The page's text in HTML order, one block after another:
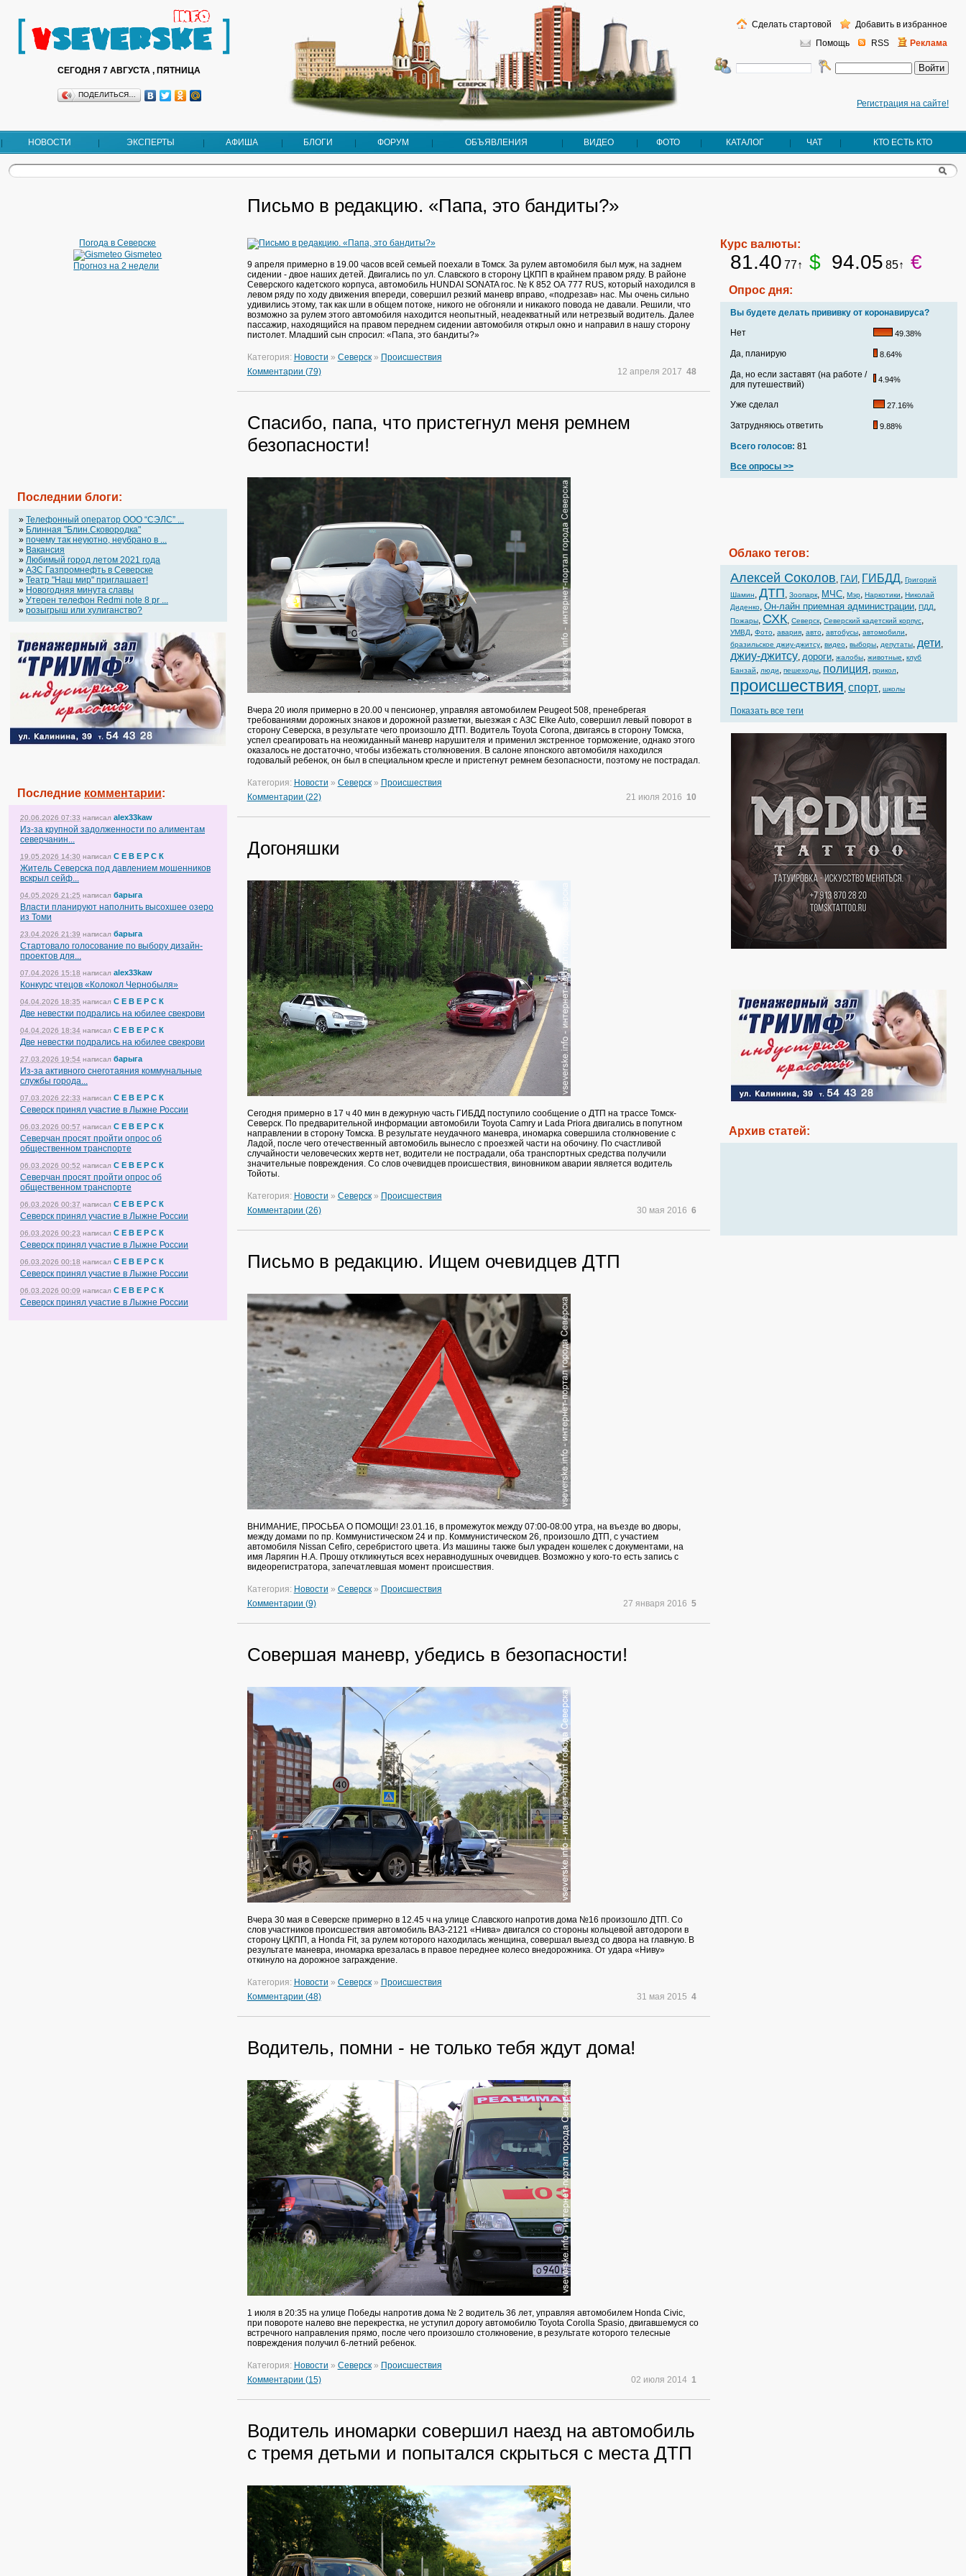
СЕГОДНЯ 7 АВГУСТА , ПЯТНИЦА
ПОДЕЛИТЬСЯ…
Регистрация на сайте!
Помощь RSS Реклама
Сделать стартовой Добавить в избранное
НОВОСТИ ЭКСПЕРТЫ АФИША БЛОГИ ФОРУМ ОБЪЯВЛЕНИЯ ВИДЕО ФОТО КАТАЛОГ ЧАТ КТО ЕСТЬ КТО
Погода в Северске
Gismeteo
Прогноз на 2 недели
Последнии блоги:
» Телефонный оператор OOO “СЭЛС” ...
» Блинная "Блин.Сковородка"
» почему так неуютно, неубрано в ...
» Вакансия
» Любимый город летом 2021 года
» АЗС Газпромнефть в Северске
» Театр "Наш мир" приглашает!
» Новогодняя минута славы
» Утерен телефон Redmi note 8 pr ...
» розыгрыш или хулиганство?
Последние комментарии:
20.06.2026 07:33 написал alex33kaw
Из-за крупной задолженности по алиментам
северчанин...
19.05.2026 14:30 написал С Е В Е Р С К
Житель Северска под давлением мошенников
вскрыл сейф...
04.05.2026 21:25 написал барыга
Власти планируют наполнить высохшее озеро
из Томи
23.04.2026 21:39 написал барыга
Стартовало голосование по выбору дизайн-
проектов для...
07.04.2026 15:18 написал alex33kaw
Конкурс чтецов «Колокол Чернобыля»
04.04.2026 18:35 написал С Е В Е Р С К
Две невестки подрались на юбилее свекрови
04.04.2026 18:34 написал С Е В Е Р С К
Две невестки подрались на юбилее свекрови
27.03.2026 19:54 написал барыга
Из-за активного снеготаяния коммунальные
службы города...
07.03.2026 22:33 написал С Е В Е Р С К
Северск принял участие в Лыжне России
06.03.2026 00:57 написал С Е В Е Р С К
Северчан просят пройти опрос об
общественном транспорте
06.03.2026 00:52 написал С Е В Е Р С К
Северчан просят пройти опрос об
общественном транспорте
06.03.2026 00:37 написал С Е В Е Р С К
Северск принял участие в Лыжне России
06.03.2026 00:23 написал С Е В Е Р С К
Северск принял участие в Лыжне России
06.03.2026 00:18 написал С Е В Е Р С К
Северск принял участие в Лыжне России
06.03.2026 00:09 написал С Е В Е Р С К
Северск принял участие в Лыжне России
Письмо в редакцию. «Папа, это бандиты?»
9 апреля примерно в 19.00 часов всей семьей поехали в Томск. За рулем автомобиля был муж, на заднем
сидении - двое наших детей. Двигались по ул. Славского в сторону ЦКПП в крайнем правом ряду. В районе
Северского кадетского корпуса, автомобиль HUNDAI SONATA гос. № К 852 ОА 777 RUS, который находился в
левом ряду по ходу движения впереди, совершил резкий маневр вправо, «подрезав» нас. Мы очень сильно
удивились этому, так как шли в общем потоке, никого не обгоняли и никакого повода не давали. Решили, что
возможно за рулем этого автомобиля находится неопытный, неадекватный или нетрезвый водитель. Далее
пассажир, находящийся на правом переднем сидении автомобиля открыл окно и направил в нашу сторону
пистолет. Младший сын спросил: «Папа, это бандиты?»
Категория: Новости » Северск» Происшествия
Комментарии (79)
12 апреля 2017 48
Спасибо, папа, что пристегнул меня ремнем
безопасности!
Вчера 20 июля примерно в 20.00 ч пенсионер, управляя автомобилем Peugeot 508, пренебрегая
требованиями дорожных знаков и дорожной разметки, выезжая с АЗС Elke Auto, совершил левый поворот в
сторону Северска, в результате чего произошло ДТП. Водитель Toyota Corona, двигаясь в сторону Томска,
успел среагировать на неожиданный маневр нарушителя и применил экстренное торможение, однако этого
оказалось не достаточно, чтобы избежать столкновения. В салоне японского автомобиля находился
годовалый ребенок, он был в специальном кресле и пристегнут ремнем безопасности, поэтому не пострадал.
Категория: Новости » Северск» Происшествия
Комментарии (22)
21 июля 2016 10
Догоняшки
Сегодня примерно в 17 ч 40 мин в дежурную часть ГИБДД поступило сообщение о ДТП на трассе Томск-
Северск. По предварительной информации автомобили Toyota Camry и Lada Priora двигались в попутном
направлении в сторону Томска. В результате неудачного маневра, иномарка совершила столкновение с
Ладой, после чего отечественный автомобиль вынесло с проезжей части на обочину. По счастливой
случайности человеческих жертв нет, водители не пострадали, оба транспортных средства получили
значительные повреждения. Со слов очевидцев происшествия, виновником аварии является водитель
Тойоты.
Категория: Новости » Северск» Происшествия
Комментарии (26)
30 мая 2016 6
Письмо в редакцию. Ищем очевидцев ДТП
ВНИМАНИЕ, ПРОСЬБА О ПОМОЩИ! 23.01.16, в промежуток между 07:00-08:00 утра, на въезде во дворы,
между домами по пр. Коммунистическом 24 и пр. Коммунистическом 26, произошло ДТП, с участием
автомобиля Nissan Cefiro, серебристого цвета. Из машины также был украден кошелек с документами, на
имя Ларягин Н.А. Прошу откликнуться всех неравнодушных очевидцев. Возможно у кого-то есть запись с
видеорегистратора, запечатлевшая момент происшествия.
Категория: Новости » Северск» Происшествия
Комментарии (9)
27 января 2016 5
Совершая маневр, убедись в безопасности!
Вчера 30 мая в Северске примерно в 12.45 ч на улице Славского напротив дома №16 произошло ДТП. Со
слов участников происшествия автомобиль ВАЗ-2121 «Нива» двигался со стороны кольцевой автодороги в
сторону ЦКПП, а Honda Fit, за рулем которого находилась женщина, совершал выезд со двора на главную. В
результате маневра, иномарка врезалась в правое переднее колесо внедорожника. От удара «Ниву»
откинуло на дорожное заграждение.
Категория: Новости » Северск» Происшествия
Комментарии (48)
31 мая 2015 4
Водитель, помни - не только тебя ждут дома!
1 июля в 20:35 на улице Победы напротив дома № 2 водитель 36 лет, управляя автомобилем Honda Civic,
при повороте налево вне перекрестка, не уступил дорогу автомобилю Toyota Corolla Spasio, двигавшемуся со
встречного направления прямо, после чего произошло столкновение, в результате которого телесные
повреждения получил 6-летний ребенок.
Категория: Новости » Северск» Происшествия
Комментарии (15)
02 июля 2014 1
Водитель иномарки совершил наезд на автомобиль
с тремя детьми и попытался скрыться с места ДТП
Курс валюты:
81.40 77↑ $ 94.05 85↑ €
Опрос дня:
Вы будете делать прививку от коронавируса?
Нет
49.38%
Да, планирую 8.64%
Да, но если заставят (на работе /
для путешествий)
4.94%
Уже сделал 27.16%
Затрудняюсь ответить 9.88%
Всего голосов: 81
Все опросы >>
Облако тегов:
Алексей Соколов, ГАИ, ГИБДД, Григорий
Шамин, ДТП, Зоопарк, МЧС, Мэр, Наркотики, Николай
Диденко, Он-лайн приемная администрации, ПДД,
Пожары, СХК, Северск, Северский кадетский корпус,
УМВД, Фото, авария, авто, автобусы, автомобили,
бразильское джиу-джитсу, видео, выборы, депутаты, дети,
джиу-джитсу, дороги, жалобы, животные, клуб
Банзай, люди, пешеходы, полиция, прикол,
происшествия, спорт, школы
Показать все теги
Архив статей: